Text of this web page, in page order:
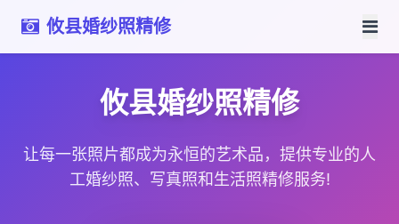
攸县婚纱照精修
攸县婚纱照精修
让每一张照片都成为永恒的艺术品，提供专业的人
工婚纱照、写真照和生活照精修服务!